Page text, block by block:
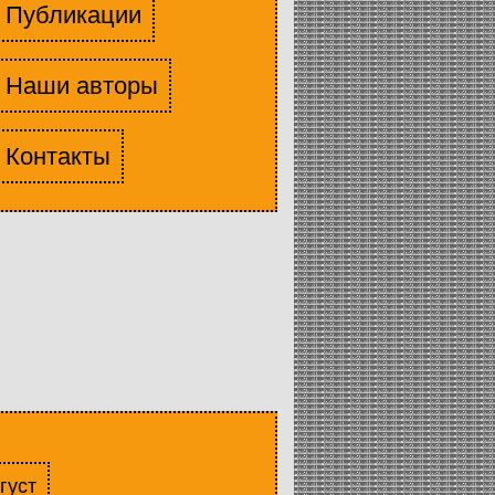
Публикации
Наши авторы
Контакты